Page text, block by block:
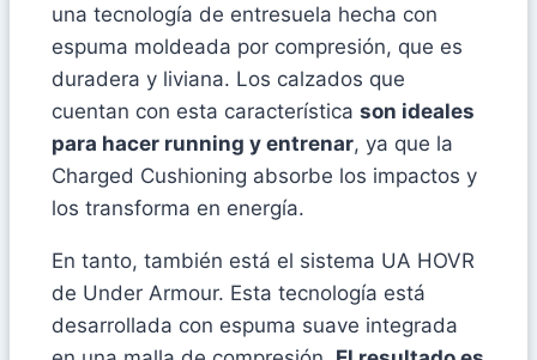
una tecnología de entresuela hecha con
espuma moldeada por compresión, que es
duradera y liviana. Los calzados que
cuentan con esta característica son ideales
para hacer running y entrenar, ya que la
Charged Cushioning absorbe los impactos y
los transforma en energía.
En tanto, también está el sistema UA HOVR
de Under Armour. Esta tecnología está
desarrollada con espuma suave integrada